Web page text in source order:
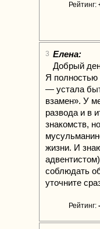
Рейтинг:
3 Елена:
Добрый
Я
— устала
взамен». У
развода и в
знакомств,
жизни. И
соблюдать
уточните
Рейтинг: